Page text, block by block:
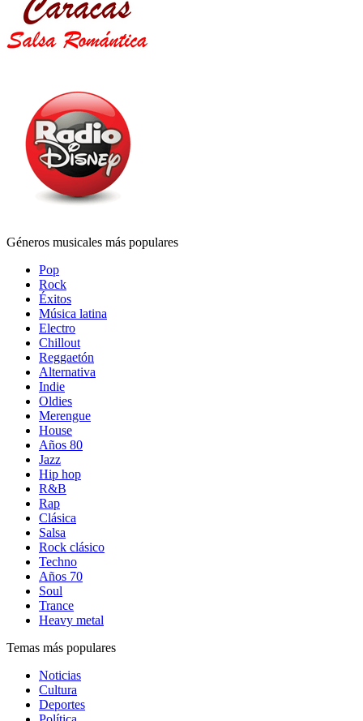
Géneros musicales más populares
Pop
Rock
Éxitos
Música latina
Electro
Chillout
Reggaetón
Alternativa
Indie
Oldies
Merengue
House
Años 80
Jazz
Hip hop
R&B
Rap
Clásica
Salsa
Rock clásico
Techno
Años 70
Soul
Trance
Heavy metal
Temas más populares
Noticias
Cultura
Deportes